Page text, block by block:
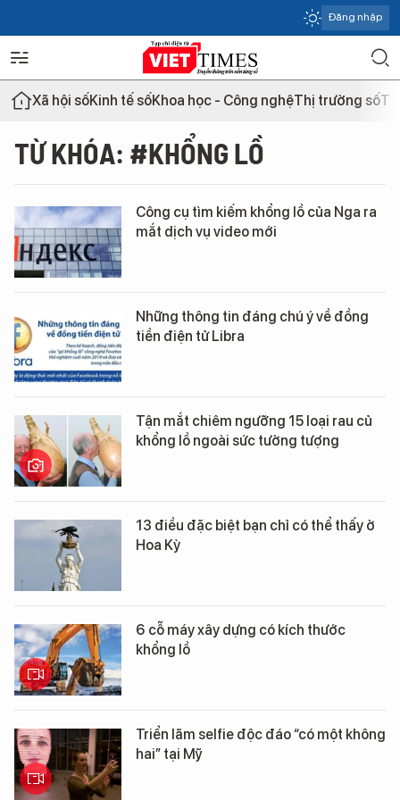
Đăng nhập
Xã hội sốKinh tế sốKhoa học - Công nghệThị trường số
TỪ KHÓA: #KHỔNG LỒ
Công cụ tìm kiếm khổng lồ của Nga ra
mắt dịch vụ video mới
Những thông tin đáng chú ý về đồng
tiền điện tử Libra
Tận mắt chiêm ngưỡng 15 loại rau củ
khổng lồ ngoài sức tưởng tượng
13 điều đặc biệt bạn chỉ có thể thấy ở
Hoa Kỳ
6 cỗ máy xây dựng có kích thước
khổng lồ
Triển lãm selfie độc đáo “có một không
hai” tại Mỹ